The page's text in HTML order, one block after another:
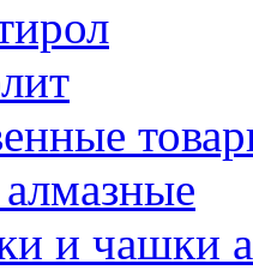
и чашки